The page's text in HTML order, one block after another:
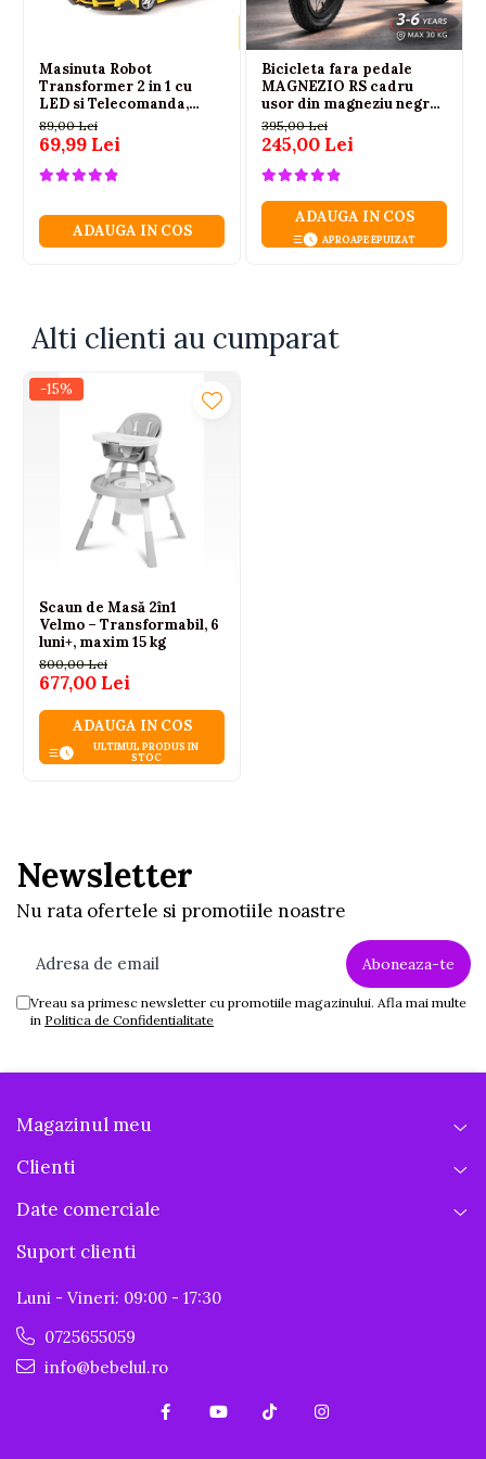
Pozitii tava: 3
Pozitii suport picioare: 2 inaltimi, 3 unghiuri
Material husa: Piele ecologica
Greutate: 8,5 kg
Dimensiuni desfacut: 54x82x112 cm
Dimensiuni pliat: 54x47x90 cm
Masinuta Robot
Transformer 2 in 1 cu
LED si Telecomanda,
Scara 1:18, Galbena, 6 ani+
89,00 Lei
69,99 Lei
ADAUGA IN COS
Bicicleta fara pedale
MAGNEZIO RS cadru
usor din magneziu negru
3-6 ani
395,00 Lei
245,00 Lei
ADAUGA IN COS
APROAPE EPUIZAT
Alti clienti au cumparat
-15%
Scaun de Masă 2în1
Velmo – Transformabil, 6
luni+, maxim 15 kg
800,00 Lei
677,00 Lei
ADAUGA IN COS
ULTIMUL PRODUS IN
STOC
Newsletter
Nu rata ofertele si promotiile noastre
Vreau sa primesc newsletter cu promotiile magazinului. Afla mai multe
in Politica de Confidentialitate
Magazinul meu
Clienti
Date comerciale
Suport clienti
Luni - Vineri: 09:00 - 17:30
0725655059
info@bebelul.ro